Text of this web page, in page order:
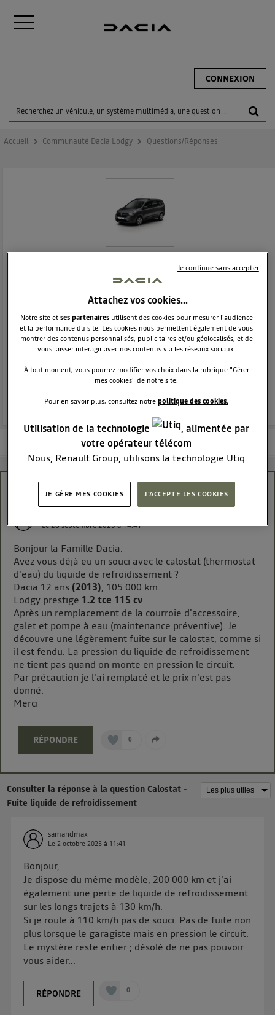
CONNEXION
Accueil Communauté Dacia Lodgy Questions/Réponses
MONOSPACE
Voir la description
Le monospace généreux habitable et abordable !
POSEZ UNE QUESTION
Les questions de la communauté Les articles
Calostat - Fuite liquide de refroidissement
Le28 septembre 2025à14:41
Bonjour la Famille Dacia.
Avez vous déjà eu un souci avec le calostat (thermostat
d'eau) du liquide de refroidissement ?
Dacia 12 ans (2013), 105 000 km.
Lodgy prestige 1.2 tce 115 cv
Après un remplacement de la courroie d'accessoire,
galet et pompe à eau (maintenance préventive). Je
découvre une légèrement fuite sur le calostat, comme si
il est fendu. La pression du liquide de refroidissement
ne tient pas quand on monte en pression le circuit.
Par précaution je l'ai remplacé et le prix n'est pas
donné.
Merci
RÉPONDRE 0
Consulter la réponse à la question Calostat -
Fuite liquide de refroidissement
samandmax
Le2 octobre 2025 à 11:41
Bonjour,
Je dispose du même modèle, 200 000 km et j'ai
également une perte de liquide de refroidissement
sur les longs trajets à 130 km/h.
Si je roule à 110 km/h pas de souci. Pas de fuite non
plus lorsque le garagiste mais en pression le circuit.
Le mystère reste entier ; désolé de ne pas pouvoir
vous aider...
RÉPONDRE 0
Attachez vos cookies…
Notre site etses partenairesutilisent des cookies pour mesurer l'audience
et la performance du site. Les cookies nous permettent également de vous
montrer des contenus personnalisés, publicitaires et/ou géolocalisés, et de
vous laisser interagir avec nos contenus via les réseaux sociaux.
À tout moment, vous pourrez modifier vos choix dans la rubrique "Gérer
mes cookies" de notre site.
Pour en savoir plus, consultez notrepolitique des cookies.
Utilisation de la technologie
, alimentée par
votre opérateur télécom
Nous, Renault Group, utilisons la technologie Utiq
cette notice de consentement) et liées à votre
télécom participant et que vous consentez sur
chaque site).
La technologie Utiq a été conçue pour la protection
de vos données personnelles en vous offrant choix et
contrôle.
Elle utilise un identifiant créé par votre opérateur
télécom basé sur votre adresse IP et une référence
de votre contrat internet (ex : votre numéro de
téléphone).
L'identifiant est associé à votre connexion internet.
Ainsi, toutes les personnes utilisant la même
connexion et ayant consenties se verront attribuer le
Pour une
connexion mobile
, la personnalisation sera basée
uniquement sur la navigation de l'utilisateur du mobile.
sur le portail d’Utiq
") ou via la page
« gérer Utiq » en bas de ce site. Pour plus
d'information sur les données personnelles
d'Utiq
JE GÈRE MES COOKIES J'ACCEPTE LES COOKIES
Je continue sans accepter